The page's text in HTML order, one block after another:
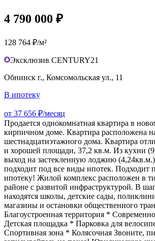
4 790 000 ₽
128 764 ₽/м²
Эксклюзив CENTURY21
Обнинск г., Комсомольская ул., 11
В ипотеку
от 37 656 ₽/месяц
Продается однокомнатная квартира в
кирпичном доме. Квартира расположена
шестнадцатиэтажного дома. Квартира
и хорошей площади, 37,2 кв.м. Из кухни
выход на застекленную лоджию
подходит под все виды ипотек. Подходит
ипотеку! Жилой комплекс расположен в
районе с развитой инфраструктурой. В
находятся школы, детские сады,
магазины и остановки общественного
Благоустроенная территория *
Детская площадка * Парковка для
Спортивная зона * Колясочная Звоните,